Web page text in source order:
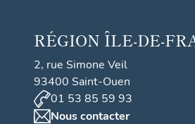
RÉGION ÎLE-DE-
2, rue Simone Veil
93400 Saint-Ouen
01 53 85 59 93
Nous contacter